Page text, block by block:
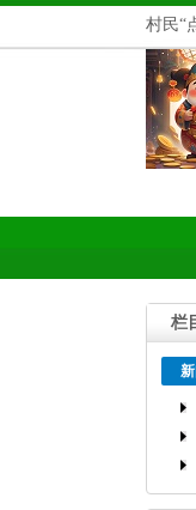
村民“
栏